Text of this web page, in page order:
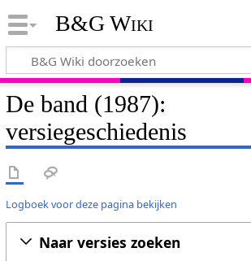
B&G Wiki
De band (1987):
versiegeschiedenis
Logboek voor deze pagina bekijken
Naar versies zoeken